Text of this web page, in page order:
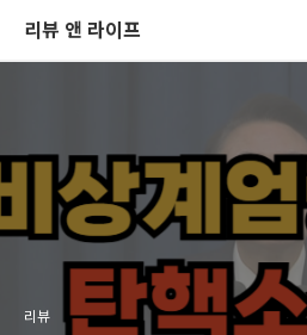
리뷰 앤 라이프
리뷰